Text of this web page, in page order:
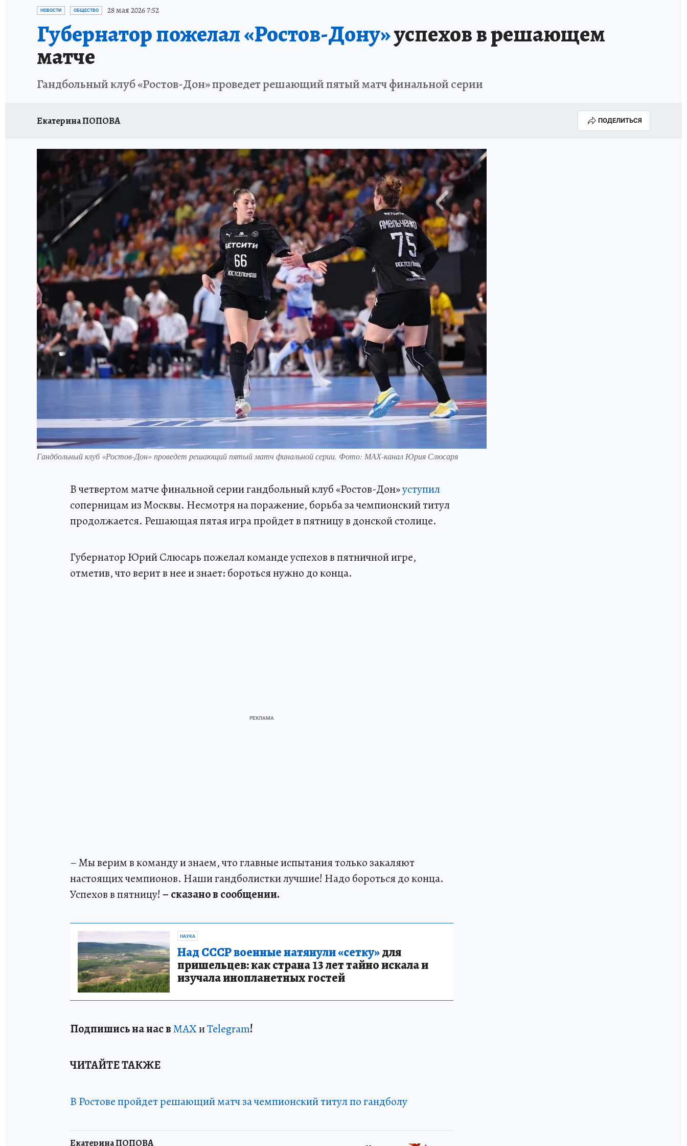
ЗАПОВЕДНАЯ РОССИЯ
НОВОСТИ ОБЩЕСТВО 28 мая 2026 7:52
Губернатор пожелал «Ростов-Дону»успехов в решающем
матче
Гандбольный клуб «Ростов-Дон» проведет решающий пятый матч финальной серии
Екатерина ПОПОВА ПОДЕЛИТЬСЯ
Гандбольный клуб «Ростов-Дон» проведет решающий пятый матч финальной серии. Фото: МАХ-канал Юрия Слюсаря
В четвертом матче финальной серии гандбольный клуб «Ростов-Дон»уступил
соперницам из Москвы. Несмотря на поражение, борьба за чемпионский титул
продолжается. Решающая пятая игра пройдет в пятницу в донской столице.
Губернатор Юрий Слюсарь пожелал команде успехов в пятничной игре,
отметив, что верит в нее и знает: бороться нужно до конца.
– Мы верим в команду и знаем, что главные испытания только закаляют
настоящих чемпионов. Наши гандболистки лучшие! Надо бороться до конца.
Успехов в пятницу!– сказано в сообщении.
НАУКА
Над СССР военные натянули «сетку»для
пришельцев: как страна 13 лет тайно искала и
изучала инопланетных гостей
Подпишись на нас вМАХиTelegram!
ЧИТАЙТЕ ТАКЖЕ
В Ростове пройдет решающий матч за чемпионский титул по гандболу
Екатерина ПОПОВА